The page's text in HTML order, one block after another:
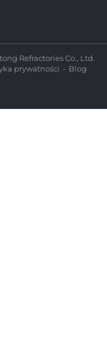
Refractories Co., Ltd.
prywatności - Blog